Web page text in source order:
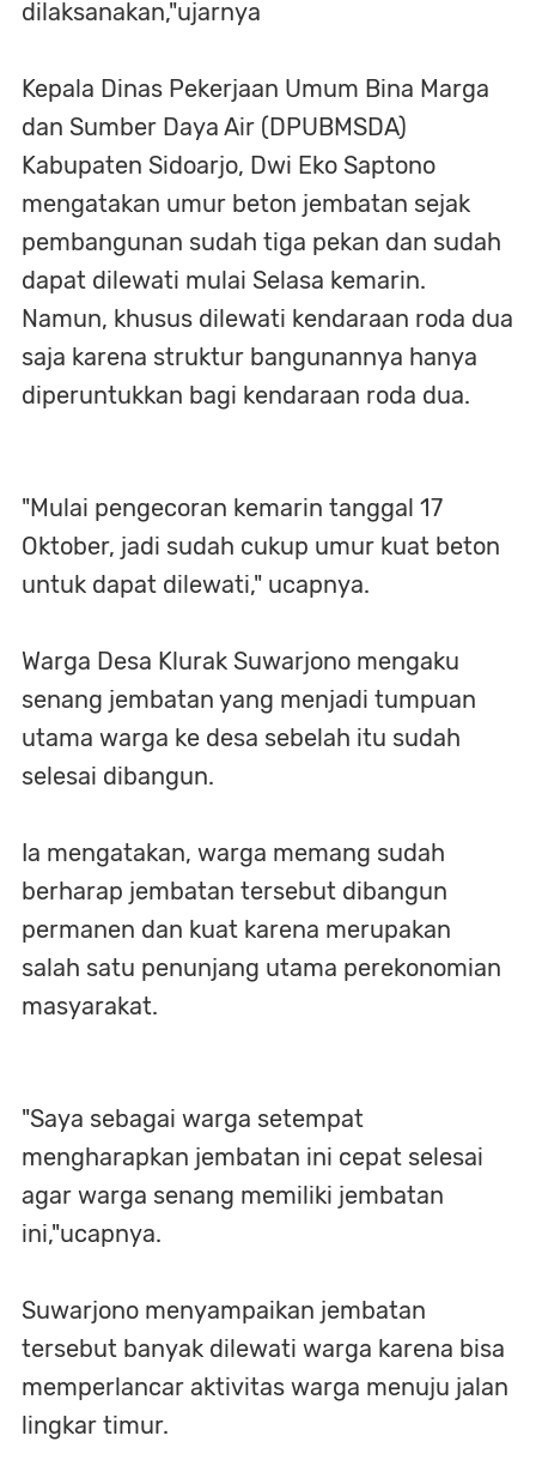
dilaksanakan,"ujarnya
Kepala Dinas Pekerjaan Umum Bina Marga
dan Sumber Daya Air (DPUBMSDA)
Kabupaten Sidoarjo, Dwi Eko Saptono
mengatakan umur beton jembatan sejak
pembangunan sudah tiga pekan dan sudah
dapat dilewati mulai Selasa kemarin.
Namun, khusus dilewati kendaraan roda dua
saja karena struktur bangunannya hanya
diperuntukkan bagi kendaraan roda dua.
"Mulai pengecoran kemarin tanggal 17
Oktober, jadi sudah cukup umur kuat beton
untuk dapat dilewati," ucapnya.
Warga Desa Klurak Suwarjono mengaku
senang jembatan yang menjadi tumpuan
utama warga ke desa sebelah itu sudah
selesai dibangun.
Ia mengatakan, warga memang sudah
berharap jembatan tersebut dibangun
permanen dan kuat karena merupakan
salah satu penunjang utama perekonomian
masyarakat.
"Saya sebagai warga setempat
mengharapkan jembatan ini cepat selesai
agar warga senang memiliki jembatan
ini,"ucapnya.
Suwarjono menyampaikan jembatan
tersebut banyak dilewati warga karena bisa
memperlancar aktivitas warga menuju jalan
lingkar timur.